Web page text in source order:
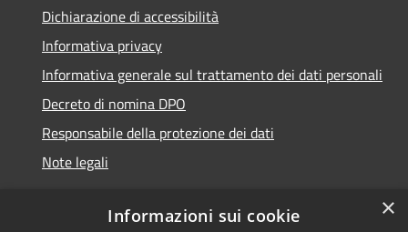
Dichiarazione di accessibilità
Informativa privacy
Informativa generale sul trattamento dei dati personali
Decreto di nomina DPO
Responsabile della protezione dei dati
Note legali
×
Informazioni sui cookie